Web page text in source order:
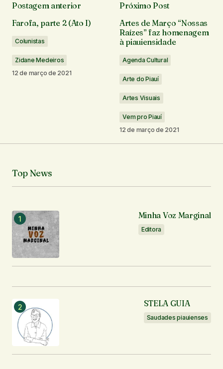
O seu endereço de e-mail não será publicado.
Campos obrigatórios são marcados com*
Seu e-mail*
Notifique-me sobre novos comentários por e-mail.
Enviar comentário
Postagem anterior
Farofa, parte 2 (Ato I)
Colunistas
Zidane Medeiros
12 de março de 2021
Próximo Post
Artes de Março “Nossas
Raízes” faz homenagem
à piauiensidade
Agenda Cultural
Arte do Piauí
Artes Visuais
Vem pro Piauí
12 de março de 2021
Top News
Minha Voz Marginal
Editora
STELA GUIA
Saudades piauienses